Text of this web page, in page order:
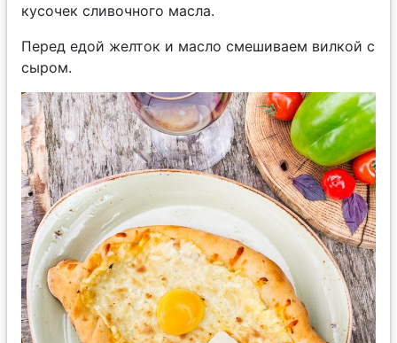
кусочек сливочного масла.
Перед едой желток и масло смешиваем вилкой с
сыром.